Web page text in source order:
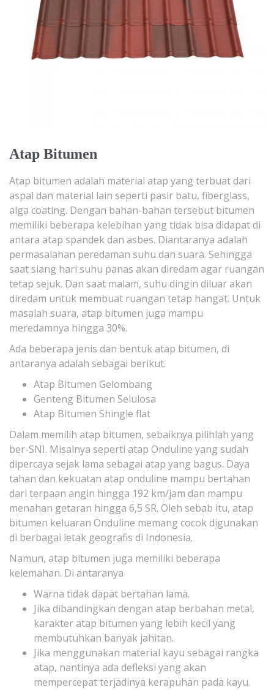
Atap Bitumen
Atap bitumen adalah material atap yang terbuat dari
aspal dan material lain seperti pasir batu, fiberglass,
alga coating. Dengan bahan-bahan tersebut bitumen
memiliki beberapa kelebihan yang tidak bisa didapat di
antara atap spandek dan asbes. Diantaranya adalah
permasalahan peredaman suhu dan suara. Sehingga
saat siang hari suhu panas akan diredam agar ruangan
tetap sejuk. Dan saat malam, suhu dingin diluar akan
diredam untuk membuat ruangan tetap hangat. Untuk
masalah suara, atap bitumen juga mampu
meredamnya hingga 30%.
Ada beberapa jenis dan bentuk atap bitumen, di
antaranya adalah sebagai berikut.
Atap Bitumen Gelombang
Genteng Bitumen Selulosa
Atap Bitumen Shingle flat
Dalam memilih atap bitumen, sebaiknya pilihlah yang
ber-SNI. Misalnya seperti atap Onduline yang sudah
dipercaya sejak lama sebagai atap yang bagus. Daya
tahan dan kekuatan atap onduline mampu bertahan
dari terpaan angin hingga 192 km/jam dan mampu
menahan getaran hingga 6,5 SR. Oleh sebab itu, atap
bitumen keluaran Onduline memang cocok digunakan
di berbagai letak geografis di Indonesia.
Namun, atap bitumen juga memiliki beberapa
kelemahan. Di antaranya
Warna tidak dapat bertahan lama.
Jika dibandingkan dengan atap berbahan metal,
karakter atap bitumen yang lebih kecil yang
membutuhkan banyak jahitan.
Jika menggunakan material kayu sebagai rangka
atap, nantinya ada defleksi yang akan
mempercepat terjadinya kerapuhan pada kayu.